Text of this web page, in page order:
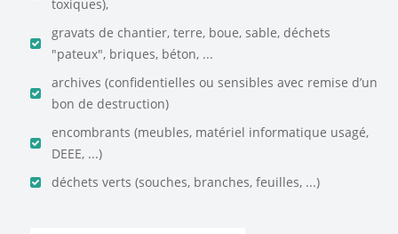
toxiques),
gravats de chantier, terre, boue, sable, déchets
"pateux", briques, béton, ...
archives (confidentielles ou sensibles avec remise d’un
bon de destruction)
encombrants (meubles, matériel informatique usagé,
DEEE, ...)
déchets verts (souches, branches, feuilles, ...)